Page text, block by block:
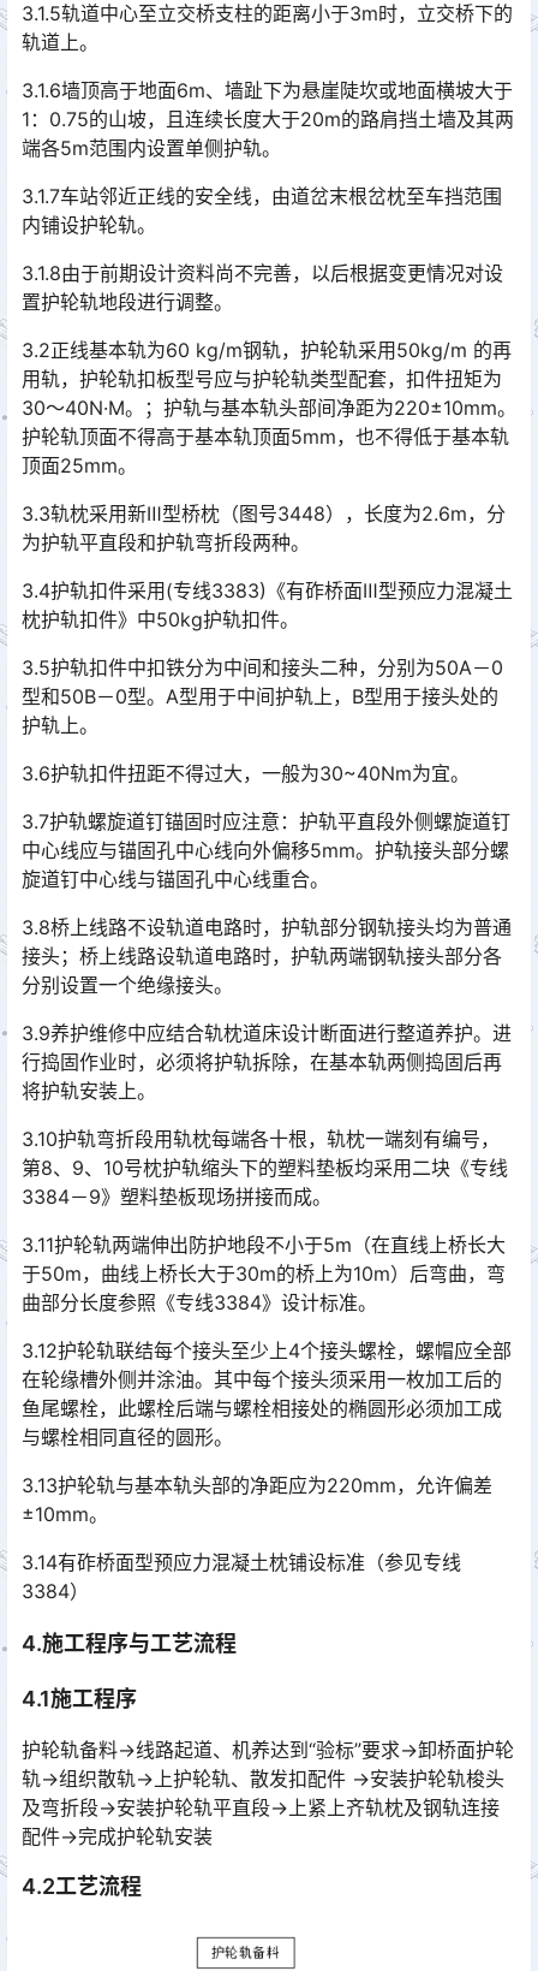
3.1.5轨道中心至立交桥支柱的距离小于3m时，立交桥下的
轨道上。
3.1.6墙顶高于地面6m、墙趾下为悬崖陡坎或地面横坡大于
1：0.75的山坡，且连续长度大于20m的路肩挡土墙及其两
端各5m范围内设置单侧护轨。
3.1.7车站邻近正线的安全线，由道岔末根岔枕至车挡范围
内铺设护轮轨。
3.1.8由于前期设计资料尚不完善，以后根据变更情况对设
置护轮轨地段进行调整。
3.2正线基本轨为60 kg/m钢轨，护轮轨采用50kg/m 的再
用轨，护轮轨扣板型号应与护轮轨类型配套，扣件扭矩为
30～40N·M。；护轨与基本轨头部间净距为220±10mm。
护轮轨顶面不得高于基本轨顶面5mm，也不得低于基本轨
顶面25mm。󠅅󠅃󠄵󠅂󠄪󠇖󠆨󠆨󠇕󠆞󠆒󠅬󠇘󠆭󠆘󠇙󠆝󠅵󠇗󠆭󠆁󠄐󠇗󠅹󠅸󠇖󠆍󠅳󠇖󠅹󠅰󠇖󠆌󠅹
3.3轨枕采用新Ⅲ型桥枕（图号3448），长度为2.6m，分
为护轨平直段和护轨弯折段两种。
3.4护轨扣件采用(专线3383)《有砟桥面Ⅲ型预应力混凝土
枕护轨扣件》中50kg护轨扣件。
3.5护轨扣件中扣铁分为中间和接头二种，分别为50A－0
型和50B－0型。A型用于中间护轨上，B型用于接头处的
护轨上。
3.6护轨扣件扭距不得过大，一般为30~40Nm为宜。
3.7护轨螺旋道钉锚固时应注意：护轨平直段外侧螺旋道钉
中心线应与锚固孔中心线向外偏移5mm。护轨接头部分螺
旋道钉中心线与锚固孔中心线重合。
3.8桥上线路不设轨道电路时，护轨部分钢轨接头均为普通
接头；桥上线路设轨道电路时，护轨两端钢轨接头部分各
分别设置一个绝缘接头。
3.9养护维修中应结合轨枕道床设计断面进行整道养护。进
行捣固作业时，必须将护轨拆除，在基本轨两侧捣固后再
将护轨安装上。
3.10护轨弯折段用轨枕每端各十根，轨枕一端刻有编号，
第8、9、10号枕护轨缩头下的塑料垫板均采用二块《专线
3384－9》塑料垫板现场拼接而成。
3.11护轮轨两端伸出防护地段不小于5m（在直线上桥长大
于50m，曲线上桥长大于30m的桥上为10m）后弯曲，弯
曲部分长度参照《专线3384》设计标准。
3.12护轮轨联结每个接头至少上4个接头螺栓，螺帽应全部
在轮缘槽外侧并涂油。其中每个接头须采用一枚加工后的
鱼尾螺栓，此螺栓后端与螺栓相接处的椭圆形必须加工成
与螺栓相同直径的圆形。󠅅󠅃󠄵󠅂󠄪󠇖󠆨󠆨󠇕󠆞󠆒󠅬󠇘󠆭󠆘󠇙󠆝󠅵󠇗󠆭󠆁󠄐󠇗󠅹󠅸󠇖󠆍󠅳󠇖󠅹󠅰󠇖󠆌󠅹
3.13护轮轨与基本轨头部的净距应为220mm，允许偏差
±10mm。
3.14有砟桥面型预应力混凝土枕铺设标准（参见专线
3384）
4.施工程序与工艺流程
4.1施工程序
护轮轨备料→线路起道、机养达到“验标”要求→卸桥面护轮
轨→组织散轨→上护轮轨、散发扣配件 →安装护轮轨梭头
及弯折段→安装护轮轨平直段→上紧上齐轨枕及钢轨连接
配件→完成护轮轨安装󠅅󠅃󠄵󠅂󠄪󠇖󠆨󠆨󠇕󠆞󠆒󠅬󠇘󠆭󠆘󠇙󠆝󠅵󠇗󠆭󠆁󠄐󠇗󠅹󠅸󠇖󠆍󠅳󠇖󠅹󠅰󠇖󠆌󠅹
4.2工艺流程